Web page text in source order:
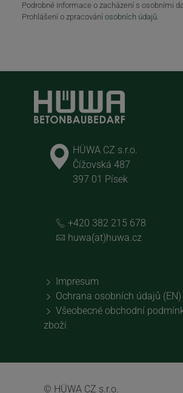
Podrobné informace o zacházení s osobními
Prohlášení o zpracování osobních údajů.
HÜWA CZ s.r.o.
Čížovská 487
397 01 Písek
+420 382 215 678
huwa(at)huwa.cz
Impresum
Ochrana osobních údajů (EN)
Všeobecné obchodní
zboží
© HÜWA CZ s.r.o.